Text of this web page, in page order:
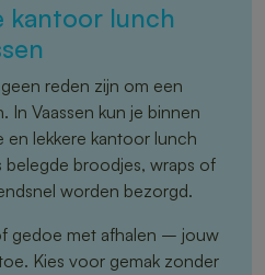
kantoor lunch
reden zijn om een
In Vaassen kun je binnen
en lekkere kantoor lunch
belegde broodjes, wraps of
worden bezorgd.
gedoe met afhalen – jouw
Kies voor gemak zonder